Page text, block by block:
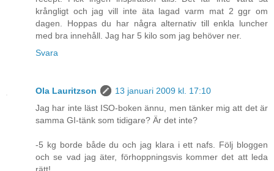
krångligt och jag vill inte äta lagad varm mat 2 ggr om
dagen. Hoppas du har några alternativ till enkla luncher
med bra innehåll. Jag har 5 kilo som jag behöver ner.
Svara
Ola Lauritzson
13 januari 2009 kl. 17:10
Jag har inte läst ISO-boken ännu, men tänker mig att det är
samma GI-tänk som tidigare? Är det inte?
-5 kg borde både du och jag klara i ett nafs. Följ bloggen
och se vad jag äter, förhoppningsvis kommer det att leda